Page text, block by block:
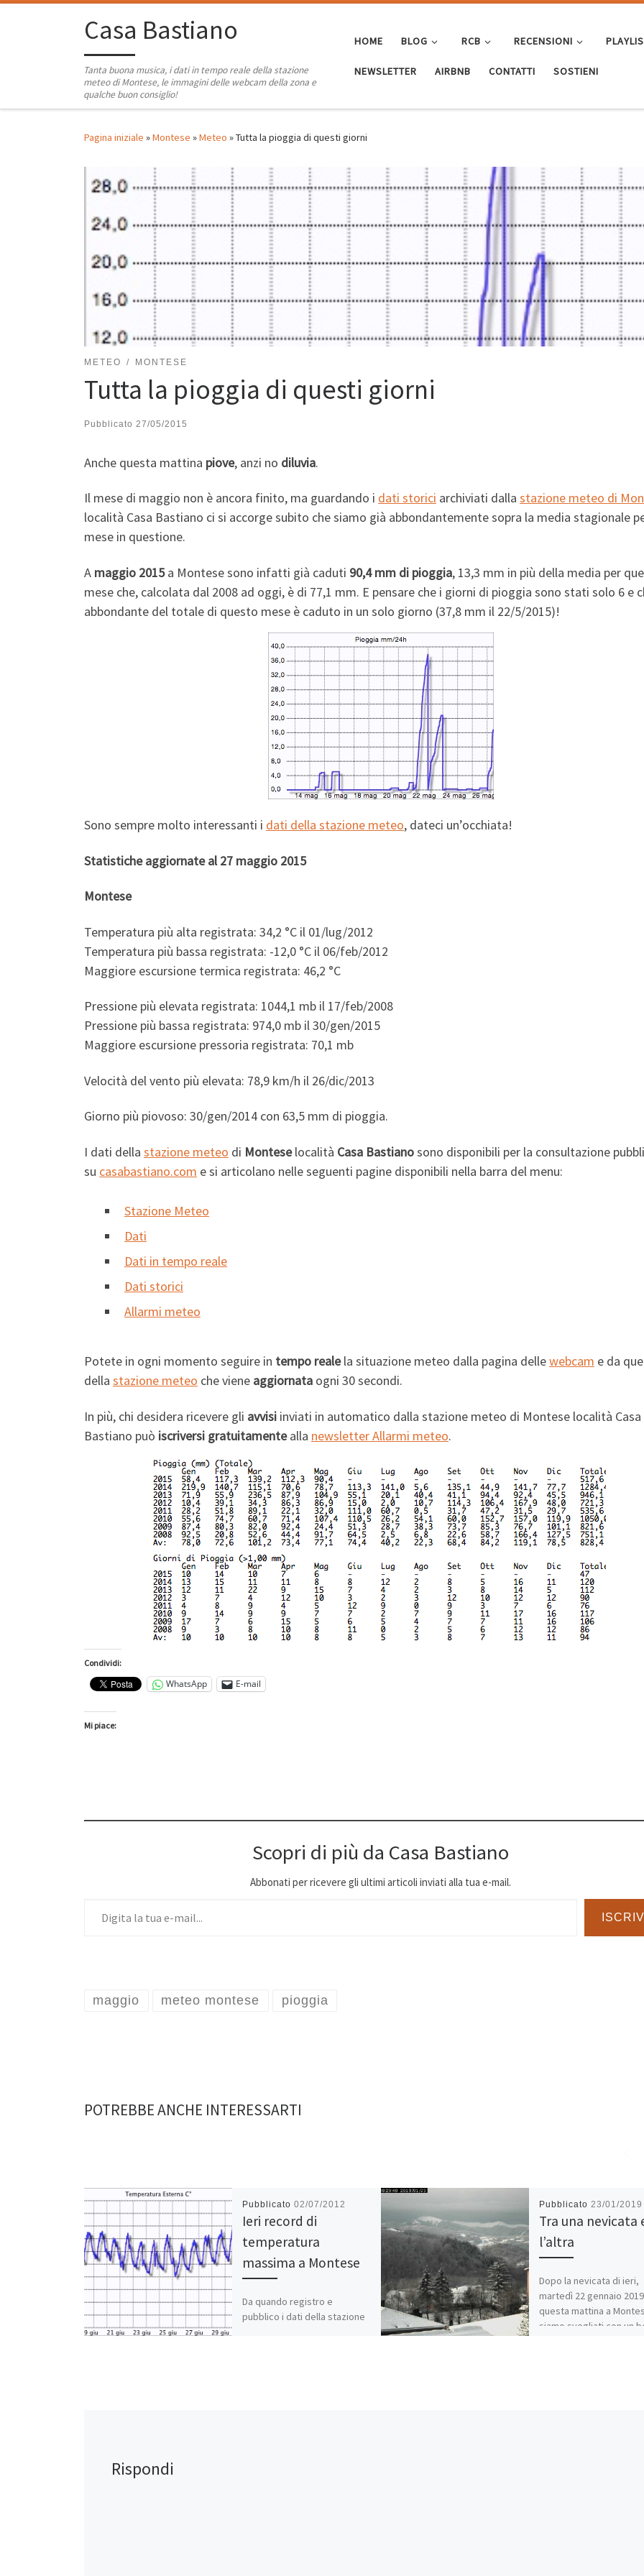
Passa al contenutoCasa Bastiano
Tanta buona musica, i dati in tempo reale della stazione
meteo di Montese, le immagini delle webcam della zona e
qualche buon consiglio!
HOME BLOG RCB RECENSIONI
NEWSLETTER AIRBNB CONTATTI SOSTIENI
Pagina iniziale »Montese »Meteo »Tutta la pioggia di questi giorni
METEO MONTESE
Tutta la pioggia di questi giorni
Pubblicato 27/05/2015
Anche questa mattina piove, anzi no diluvia.
Il mese di maggio non è ancora finito, ma guardando i dati storici archiviati dalla stazione meteo di
località Casa Bastiano ci si accorge subito che siamo già abbondantemente sopra la media stagionale
mese in questione.
A maggio 2015a Montese sono infatti già caduti 90,4 mm di pioggia, 13,3 mm in più della media per
mese che, calcolata dal 2008 ad oggi, è di 77,1 mm. E pensare che i giorni di pioggia sono stati solo 6 e
abbondante del totale di questo mese è caduto in un solo giorno (37,8 mm il 22/5/2015)!
Sono sempre molto interessanti i dati della stazione meteo, dateci un’occhiata!
Statistiche aggiornate al 27 maggio 2015
Montese
Temperatura più alta registrata: 34,2 °C il 01/lug/2012
Temperatura più bassa registrata: -12,0 °C il 06/feb/2012
Maggiore escursione termica registrata: 46,2 °C
Pressione più elevata registrata: 1044,1 mb il 17/feb/2008
Pressione più bassa registrata: 974,0 mb il 30/gen/2015
Maggiore escursione pressoria registrata: 70,1 mb
Velocità del vento più elevata: 78,9 km/h il 26/dic/2013
Giorno più piovoso: 30/gen/2014 con 63,5 mm di pioggia.
I dati della stazione meteo di Monteselocalità Casa Bastianosono disponibili per la consultazione
su casabastiano.com e si articolano nelle seguenti pagine disponibili nella barra del menu:
Stazione Meteo
Dati
Dati in tempo reale
Dati storici
Allarmi meteo
Potete in ogni momento seguire in tempo realela situazione meteo dalla pagina dellewebcam e da
della stazione meteo che viene aggiornata ogni 30 secondi.
In più, chi desidera ricevere gli avvisi inviati in automatico dalla stazione meteo di Montese località Casa
Bastiano può iscriversi gratuitamentealla newsletter Allarmi meteo.
Condividi:
WhatsApp E-mail
Mi piace:
Scopri di più da Casa Bastiano
Abbonati per ricevere gli ultimi articoli inviati alla tua e-mail.
maggio meteo montese pioggia
POTREBBE ANCHE INTERESSARTI
Pubblicato02/07/2012
Ieri record di
temperatura
massima a Montese
Da quando registro e
pubblico i dati della stazione
Pubblicato 23/01/2019
Tra una nevicata
l’altra
Dopo la nevicata di ieri,
martedì 22 gennaio
questa mattina a
siamo svegliati con un
Rispondi